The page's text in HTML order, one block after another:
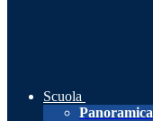
Scuola
Panoramica